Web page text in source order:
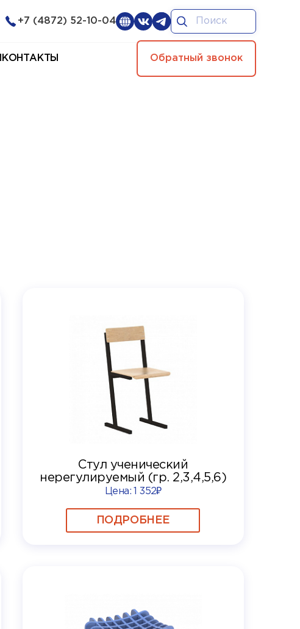
+7 (4872) 52-10-04
КОНТАКТЫ Обратный звонок
Стул ученический
нерегулируемый (гр. 2,3,4,5,6)
Цена: 1 352₽
ПОДРОБНЕЕ